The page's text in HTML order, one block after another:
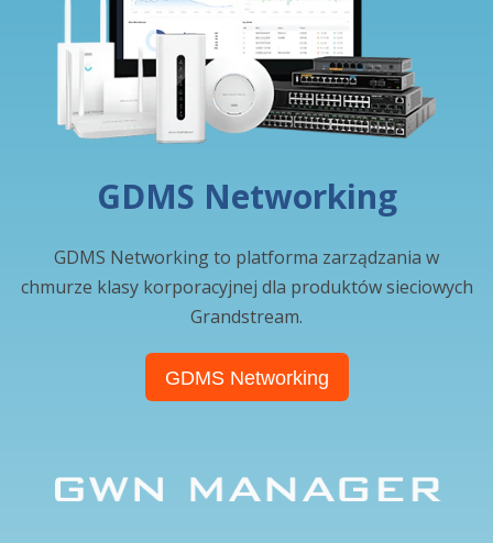
GDMS Networking
GDMS Networking to platforma zarządzania w
chmurze klasy korporacyjnej dla produktów sieciowych
Grandstream.
GDMS Networking